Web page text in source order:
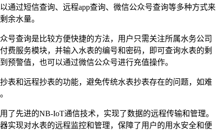
过短信查询、远程app查询、微信公众号查询等多种方式来
余水量。
查询是比较方便快捷的方法，用户只需关注所属水务公司
费服务模块，并输入水表的编号和密码，即可查询水表的剩
预警值，也可以通过微信公众号进行充值操作。
和远程抄表的功能，避免传统水表抄表存在的问题，如难
先进的NB-IoT通信技术，实现了数据的远程传输和管理。
实现对水表的远程监控和管理，保障了用户的用水安全和便